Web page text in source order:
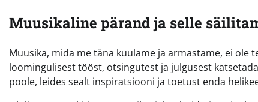
Muusikaline pärand ja selle
Muusika, mida me täna kuulame ja armastame, ei ole
loomingulisest tööst, otsingutest ja julgusest
poole, leides sealt inspiratsiooni ja toetust enda